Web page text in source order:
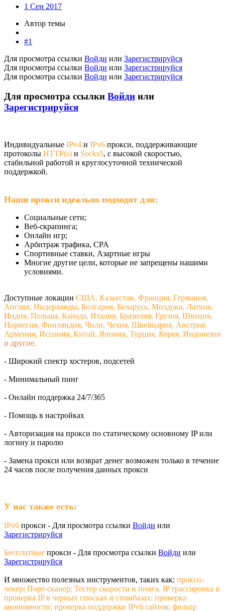
1 Сен 2017
Автор темы
#1
Для просмотра ссылки Войди или Зарегистрируйся
Для просмотра ссылки Войди или Зарегистрируйся
Для просмотра ссылки Войди или Зарегистрируйся
Для просмотра ссылки Войди или
Зарегистрируйся
Индивидуальные IPv4 и IPv6 прокси, поддерживающие
протоколы HTTP(s) и Socks5, с высокой скоростью,
стабильной работой и круглосуточной технической
поддержкой.
Наши прокси идеально подходят для:
Социальные сети;
Веб-скрапинга;
Онлайн игр;
Арбитраж трафика, CPA
Спортивные ставки, Азартные игры
Многие другие цели, которые не запрещены нашими
условиями.
Доступные локации США, Казахстан, Франция, Германия,
Англия, Нидерланды, Болгария, Беларусь, Молдова, Латвия,
Индия, Польша, Канада, Италия, Бразилия, Грузия, Швеция,
Норвегия, Финляндия, Чили, Чехия, Швейцария, Австрия,
Армения, Испания, Китай, Япония, Турция, Корея, Индонезия
и другие.
- Широкий спектр хостеров, подсетей
- Минимальный пинг
- Онлайн поддержка 24/7/365
- Помощь в настройках
- Авторизация на прокси по статическому основному IP или
логину и паролю
- Замена прокси или возврат денег возможен только в течение
24 часов после получения данных прокси
У нас также есть:
IPv6 прокси - Для просмотра ссылки Войди или
Зарегистрируйся
Бесплатные прокси - Для просмотра ссылки Войди или
Зарегистрируйся
И множество полезных инструментов, таких как: прокси-
чекер; Порт-сканер; Тестер скорости и пинга, IP трассировка и
проверка IP в черных списках и спамбазах; проверка
анонимности; проверка поддержки IPv6 сайтов; фильтр